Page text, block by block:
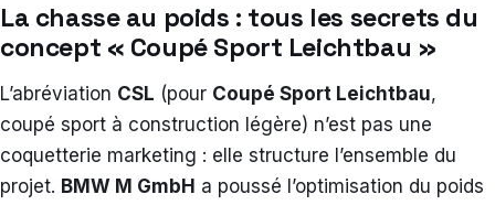
La chasse au poids : tous les secrets du
concept « Coupé Sport Leichtbau »
L’abréviation CSL (pour Coupé Sport Leichtbau,
coupé sport à construction légère) n’est pas une
coquetterie marketing : elle structure l’ensemble du
projet. BMW M GmbH a poussé l’optimisation du poids